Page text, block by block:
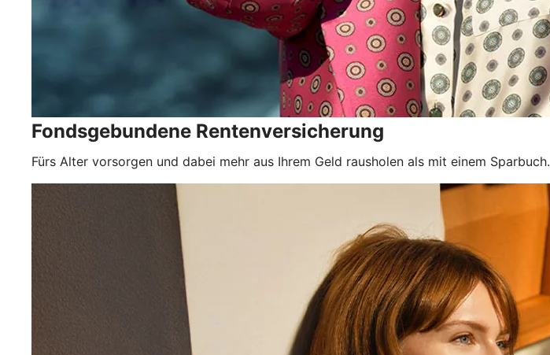
Fondsgebundene Rentenversicherung
Fürs Alter vorsorgen und dabei mehr aus Ihrem Geld rausholen als mit einem Sparbuch.